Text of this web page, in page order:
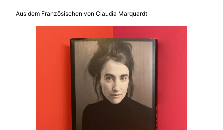
Aus dem Französischen von Claudia Marquardt